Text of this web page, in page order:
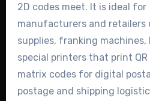
2D codes meet. It is ideal for
manufacturers and retailers
supplies, franking machines,
special printers that print
matrix codes for digital
postage and shipping